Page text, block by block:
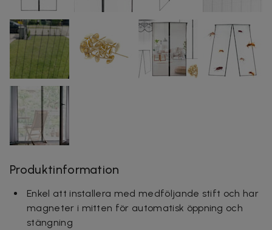
Produktinformation
Enkel att installera med medföljande stift och har
magneter i mitten för automatisk öppning och
stängning